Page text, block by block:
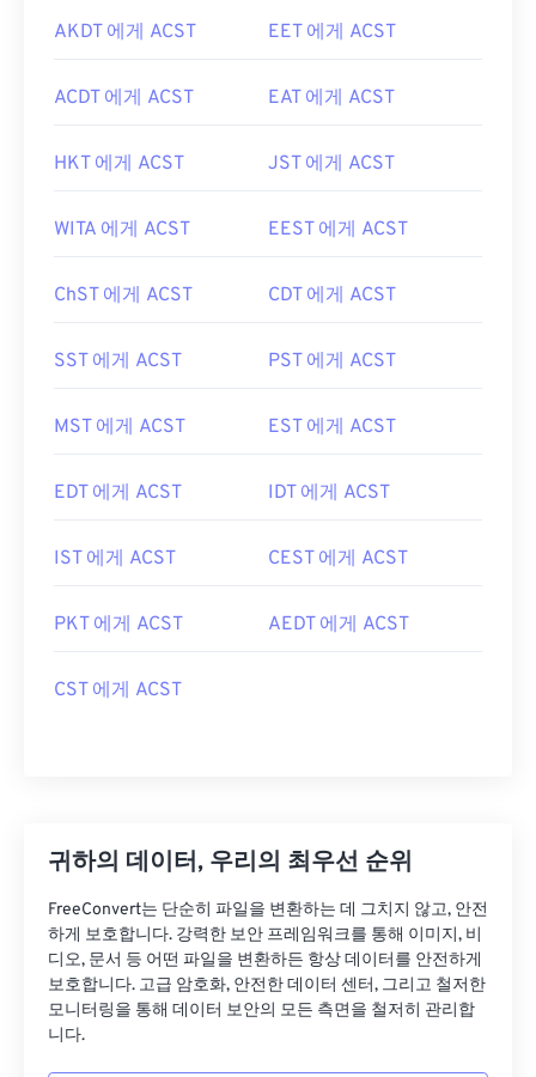
AKDT 에게 ACST EET 에게 ACST
ACDT 에게 ACST EAT 에게 ACST
HKT 에게 ACST JST 에게 ACST
WITA 에게 ACST EEST 에게 ACST
ChST 에게 ACST CDT 에게 ACST
SST 에게 ACST PST 에게 ACST
MST 에게 ACST EST 에게 ACST
EDT 에게 ACST IDT 에게 ACST
IST 에게 ACST CEST 에게 ACST
PKT 에게 ACST AEDT 에게 ACST
CST 에게 ACST
귀하의 데이터, 우리의 최우선 순위
FreeConvert는 단순히 파일을 변환하는 데 그치지 않고, 안전
하게 보호합니다. 강력한 보안 프레임워크를 통해 이미지, 비
디오, 문서 등 어떤 파일을 변환하든 항상 데이터를 안전하게
보호합니다. 고급 암호화, 안전한 데이터 센터, 그리고 철저한
모니터링을 통해 데이터 보안의 모든 측면을 철저히 관리합
니다.